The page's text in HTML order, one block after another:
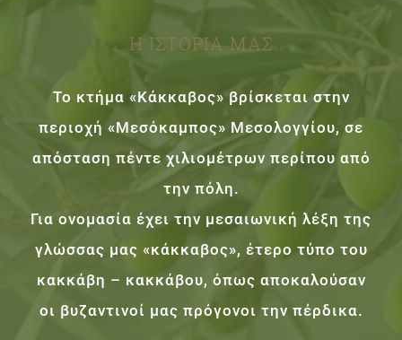
Η ΙΣΤΟΡΙΑ ΜΑΣ
Το κτήμα «Κάκκαβος» βρίσκεται στην
περιοχή «Μεσόκαμπος» Μεσολογγίου, σε
απόσταση πέντε χιλιομέτρων περίπου από
την πόλη.
Για ονομασία έχει την μεσαιωνική λέξη της
γλώσσας μας «κάκκαβος», έτερο τύπο του
κακκάβη – κακκάβου, όπως αποκαλούσαν
οι βυζαντινοί μας πρόγονοι την πέρδικα.